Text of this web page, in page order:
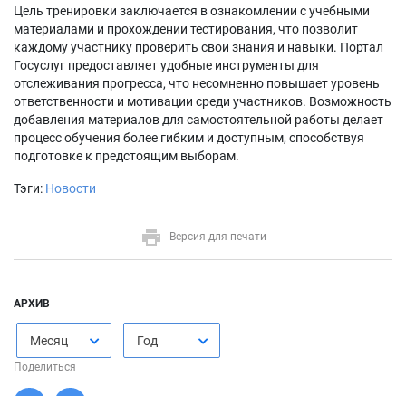
Цель тренировки заключается в ознакомлении с учебными
материалами и прохождении тестирования, что позволит
каждому участнику проверить свои знания и навыки. Портал
Госуслуг предоставляет удобные инструменты для
отслеживания прогресса, что несомненно повышает уровень
ответственности и мотивации среди участников. Возможность
добавления материалов для самостоятельной работы делает
процесс обучения более гибким и доступным, способствуя
подготовке к предстоящим выборам.
Тэги: Новости
Версия для печати
АРХИВ
Месяц Год
Поделиться